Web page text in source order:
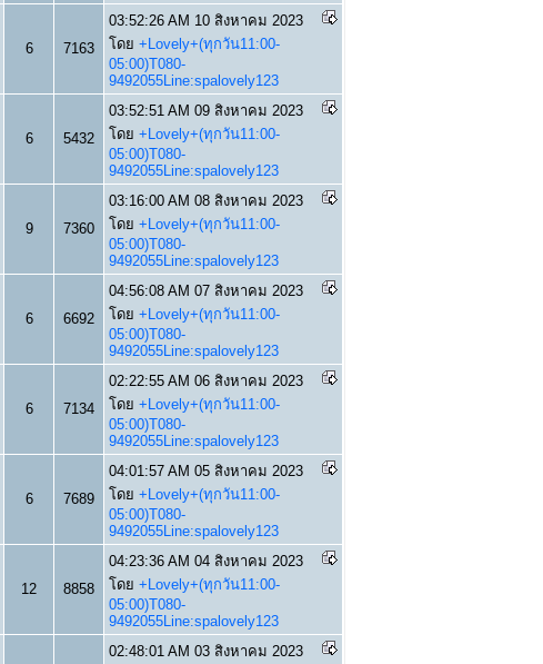
6 7163
03:52:26 AM 10 สิงหาคม 2023
โดย +Lovely+(ทุกวัน11:00-
05:00)T080-
9492055Line:spalovely123
6 5432
03:52:51 AM 09 สิงหาคม 2023
โดย +Lovely+(ทุกวัน11:00-
05:00)T080-
9492055Line:spalovely123
9 7360
03:16:00 AM 08 สิงหาคม 2023
โดย +Lovely+(ทุกวัน11:00-
05:00)T080-
9492055Line:spalovely123
6 6692
04:56:08 AM 07 สิงหาคม 2023
โดย +Lovely+(ทุกวัน11:00-
05:00)T080-
9492055Line:spalovely123
6 7134
02:22:55 AM 06 สิงหาคม 2023
โดย +Lovely+(ทุกวัน11:00-
05:00)T080-
9492055Line:spalovely123
6 7689
04:01:57 AM 05 สิงหาคม 2023
โดย +Lovely+(ทุกวัน11:00-
05:00)T080-
9492055Line:spalovely123
12 8858
04:23:36 AM 04 สิงหาคม 2023
โดย +Lovely+(ทุกวัน11:00-
05:00)T080-
9492055Line:spalovely123
02:48:01 AM 03 สิงหาคม 2023